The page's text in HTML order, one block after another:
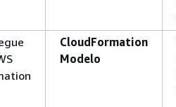
CloudFormation
Modelo